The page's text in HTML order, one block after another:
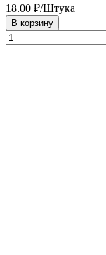
18.00 ₽/Штука
В корзину